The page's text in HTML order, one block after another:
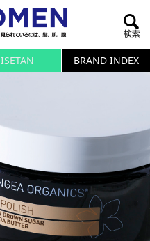
ISETAN BRAND INDEX